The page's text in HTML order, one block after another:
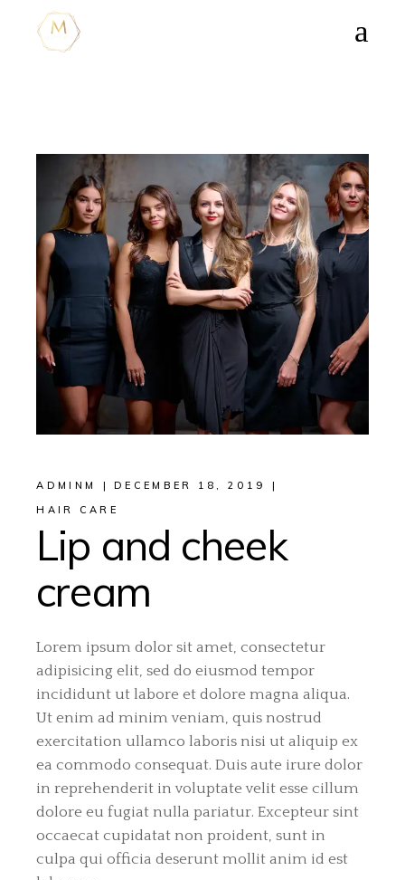
ADMINM
DECEMBER 18, 2019
HAIR CARE
Lip and cheek
cream
Lorem ipsum dolor sit amet, consectetur
adipisicing elit, sed do eiusmod tempor
incididunt ut labore et dolore magna aliqua.
Ut enim ad minim veniam, quis nostrud
exercitation ullamco laboris nisi ut aliquip ex
ea commodo consequat. Duis aute irure dolor
in reprehenderit in voluptate velit esse cillum
dolore eu fugiat nulla pariatur. Excepteur sint
occaecat cupidatat non proident, sunt in
culpa qui officia deserunt mollit anim id est